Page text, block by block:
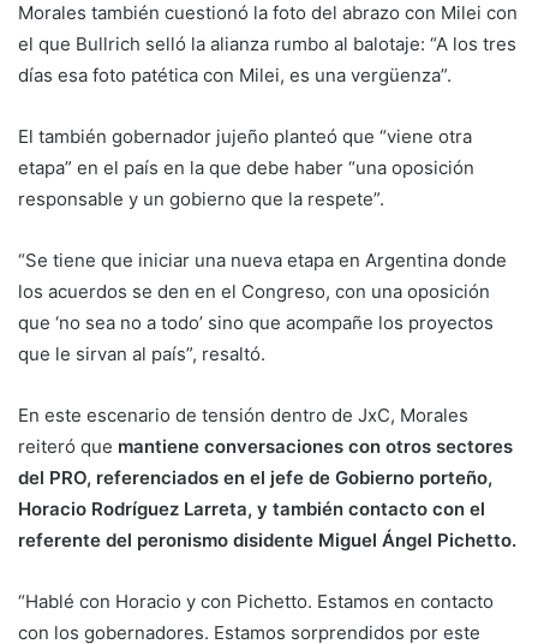
Morales también cuestionó la foto del abrazo con Milei con
el que Bullrich selló la alianza rumbo al balotaje: “A los tres
días esa foto patética con Milei, es una vergüenza”.
El también gobernador jujeño planteó que “viene otra
etapa” en el país en la que debe haber “una oposición
responsable y un gobierno que la respete”.
“Se tiene que iniciar una nueva etapa en Argentina donde
los acuerdos se den en el Congreso, con una oposición
que ‘no sea no a todo’ sino que acompañe los proyectos
que le sirvan al país”, resaltó.
En este escenario de tensión dentro de JxC, Morales
reiteró que mantiene conversaciones con otros sectores
del PRO, referenciados en el jefe de Gobierno porteño,
Horacio Rodríguez Larreta, y también contacto con el
referente del peronismo disidente Miguel Ángel Pichetto.
“Hablé con Horacio y con Pichetto. Estamos en contacto
con los gobernadores. Estamos sorprendidos por este